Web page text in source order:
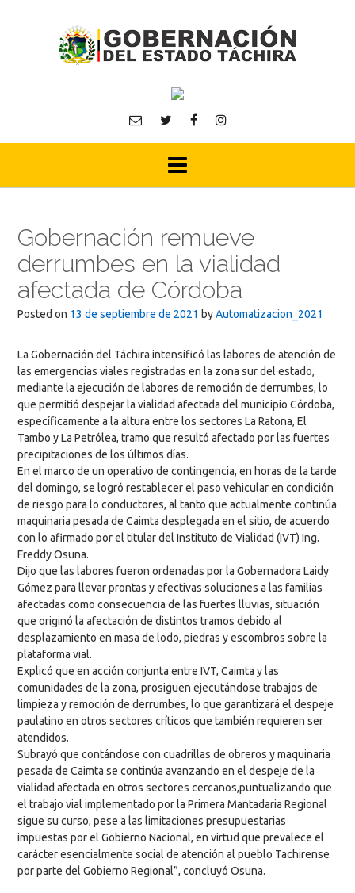
Gobernación remueve
derrumbes en la vialidad
afectada de Córdoba
Posted on 13 de septiembre de 2021 byAutomatizacion_2021
La Gobernación del Táchira intensificó las labores de atención de
las emergencias viales registradas en la zona sur del estado,
mediante la ejecución de labores de remoción de derrumbes, lo
que permitió despejar la vialidad afectada del municipio Córdoba,
específicamente a la altura entre los sectores La Ratona, El
Tambo y La Petrólea, tramo que resultó afectado por las fuertes
precipitaciones de los últimos días.
En el marco de un operativo de contingencia, en horas de la tarde
del domingo, se logró restablecer el paso vehicular en condición
de riesgo para lo conductores, al tanto que actualmente continúa
maquinaria pesada de Caimta desplegada en el sitio, de acuerdo
con lo afirmado por el titular del Instituto de Vialidad (IVT) Ing.
Freddy Osuna.
Dijo que las labores fueron ordenadas por la Gobernadora Laidy
Gómez para llevar prontas y efectivas soluciones a las familias
afectadas como consecuencia de las fuertes lluvias, situación
que originó la afectación de distintos tramos debido al
desplazamiento en masa de lodo, piedras y escombros sobre la
plataforma vial.
Explicó que en acción conjunta entre IVT, Caimta y las
comunidades de la zona, prosiguen ejecutándose trabajos de
limpieza y remoción de derrumbes, lo que garantizará el despeje
paulatino en otros sectores críticos que también requieren ser
atendidos.
Subrayó que contándose con cuadrillas de obreros y maquinaria
pesada de Caimta se continúa avanzando en el despeje de la
vialidad afectada en otros sectores cercanos,puntualizando que
el trabajo vial implementado por la Primera Mantadaria Regional
sigue su curso, pese a las limitaciones presupuestarias
impuestas por el Gobierno Nacional, en virtud que prevalece el
carácter esencialmente social de atención al pueblo Tachirense
por parte del Gobierno Regional”, concluyó Osuna.